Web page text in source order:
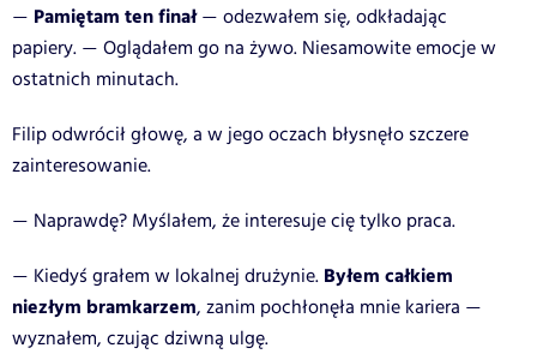
— Pamiętam ten finał — odezwałem się, odkładając
papiery. — Oglądałem go na żywo. Niesamowite emocje w
ostatnich minutach.
Filip odwrócił głowę, a w jego oczach błysnęło szczere
zainteresowanie.
— Naprawdę? Myślałem, że interesuje cię tylko praca.
— Kiedyś grałem w lokalnej drużynie. Byłem całkiem
niezłym bramkarzem, zanim pochłonęła mnie kariera —
wyznałem, czując dziwną ulgę.